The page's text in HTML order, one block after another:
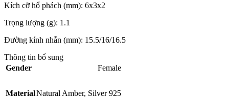
Kích cỡ hổ phách (mm): 6x3x2
Trọng lượng (g): 1.1
Đường kính nhẫn (mm): 15.5/16/16.5
Thông tin bổ sung
Gender
Female
MaterialNatural Amber, Silver 925